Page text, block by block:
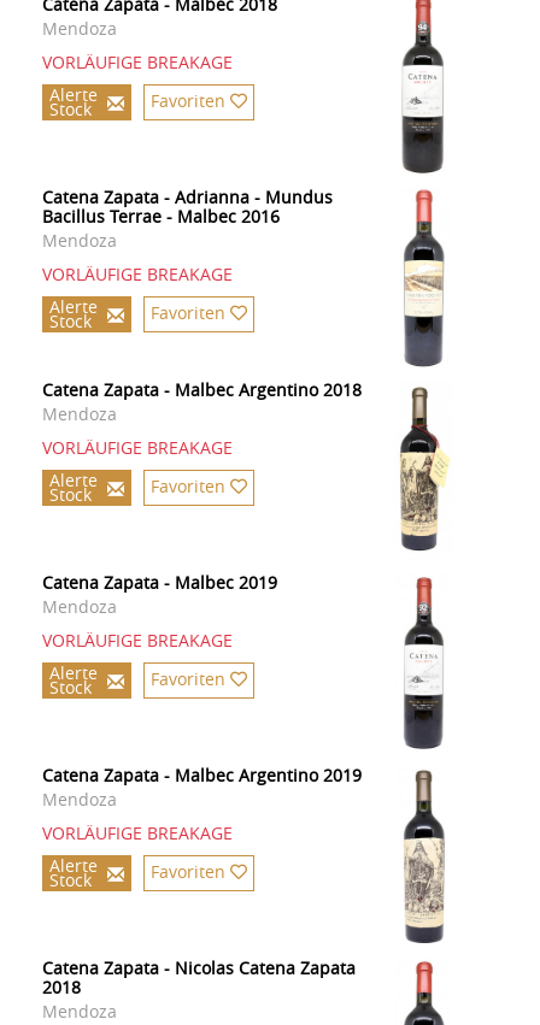
Mendoza
VORLÄUFIGE BREAKAGE
Alerte
Stock Favoriten
Catena Zapata - Adrianna - Mundus
Bacillus Terrae - Malbec 2016
Mendoza
VORLÄUFIGE BREAKAGE
Alerte
Stock Favoriten
Catena Zapata - Malbec Argentino 2018
Mendoza
VORLÄUFIGE BREAKAGE
Alerte
Stock Favoriten
Catena Zapata - Malbec 2019
Mendoza
VORLÄUFIGE BREAKAGE
Alerte
Stock Favoriten
Catena Zapata - Malbec Argentino 2019
Mendoza
VORLÄUFIGE BREAKAGE
Alerte
Stock Favoriten
Catena Zapata - Nicolas Catena Zapata
2018
Mendoza